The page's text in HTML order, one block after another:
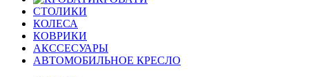
СТОЛИКИ
КОЛЕСА
КОВРИКИ
АКССЕСУАРЫ
АВТОМОБИЛЬНОЕ КРЕСЛО